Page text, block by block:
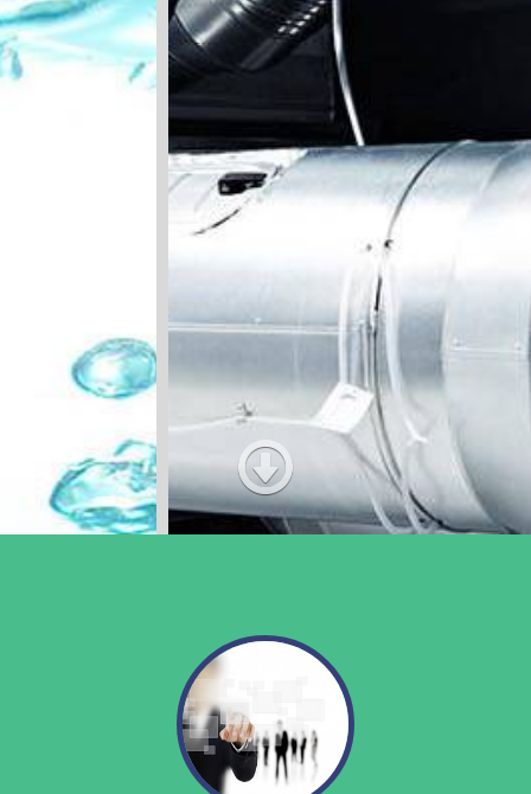
Yangına Dayanıklı
Hijyenik, Kir ve Pas Üretmez
Havalandırma Sistemleri